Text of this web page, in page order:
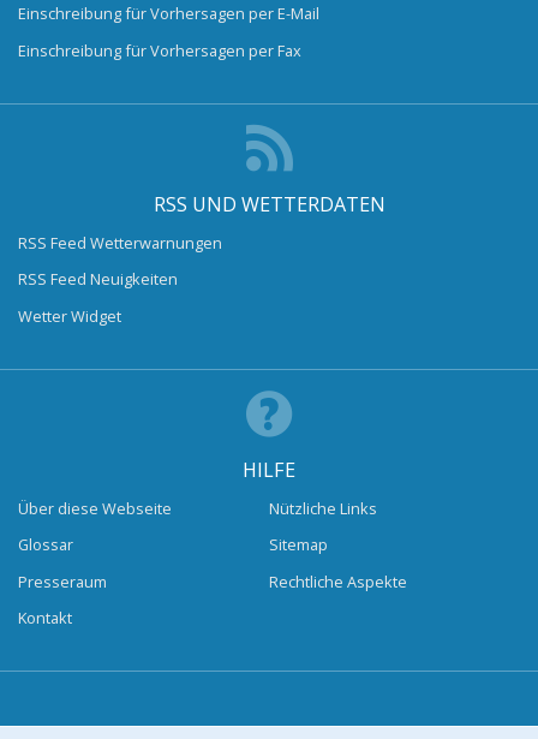
Einschreibung für Vorhersagen per E-Mail
Einschreibung für Vorhersagen per Fax
RSS UND WETTERDATEN
RSS Feed Wetterwarnungen
RSS Feed Neuigkeiten
Wetter Widget
HILFE
Über diese Webseite
Glossar
Presseraum
Kontakt
Nützliche Links
Sitemap
Rechtliche Aspekte